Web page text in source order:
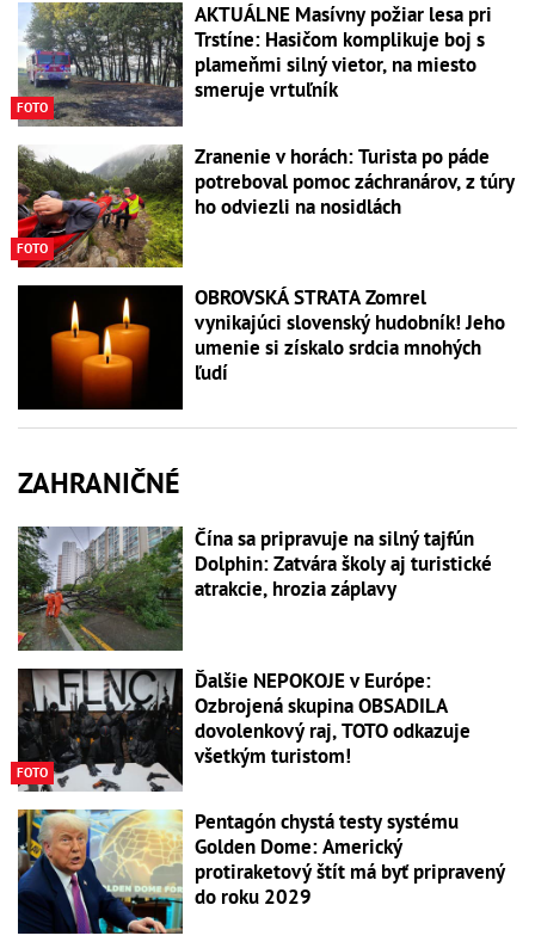
FOTO
AKTUÁLNE Masívny požiar lesa pri
Trstíne: Hasičom komplikuje boj s
plameňmi silný vietor, na miesto
smeruje vrtuľník
FOTO
Zranenie v horách: Turista po páde
potreboval pomoc záchranárov, z túry
ho odviezli na nosidlách
OBROVSKÁ STRATA Zomrel
vynikajúci slovenský hudobník! Jeho
umenie si získalo srdcia mnohých
ľudí
ZAHRANIČNÉ
Čína sa pripravuje na silný tajfún
Dolphin: Zatvára školy aj turistické
atrakcie, hrozia záplavy
FOTO
Ďalšie NEPOKOJE v Európe:
Ozbrojená skupina OBSADILA
dovolenkový raj, TOTO odkazuje
všetkým turistom!
Pentagón chystá testy systému
Golden Dome: Americký
protiraketový štít má byť pripravený
do roku 2029